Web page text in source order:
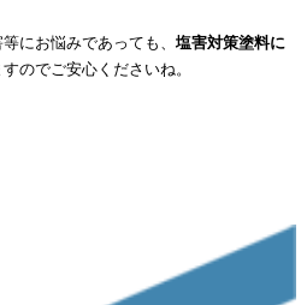
にお悩みであっても、 塩害対策塗料に
のでご安心くださいね。